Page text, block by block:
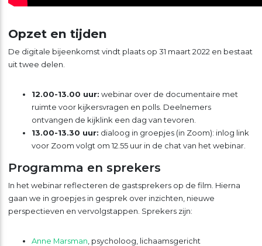
Opzet en tijden
De digitale bijeenkomst vindt plaats op 31 maart 2022 en bestaat
uit twee delen.
12.00-13.00 uur: webinar over de documentaire met
ruimte voor kijkersvragen en polls. Deelnemers
ontvangen de kijklink een dag van tevoren.
13.00-13.30 uur: dialoog in groepjes (in Zoom): inlog link
voor Zoom volgt om 12.55 uur in de chat van het webinar.
Programma en sprekers
In het webinar reflecteren de gastsprekers op de film. Hierna
gaan we in groepjes in gesprek over inzichten, nieuwe
perspectieven en vervolgstappen. Sprekers zijn:
Anne Marsman , psycholoog, lichaamsgericht